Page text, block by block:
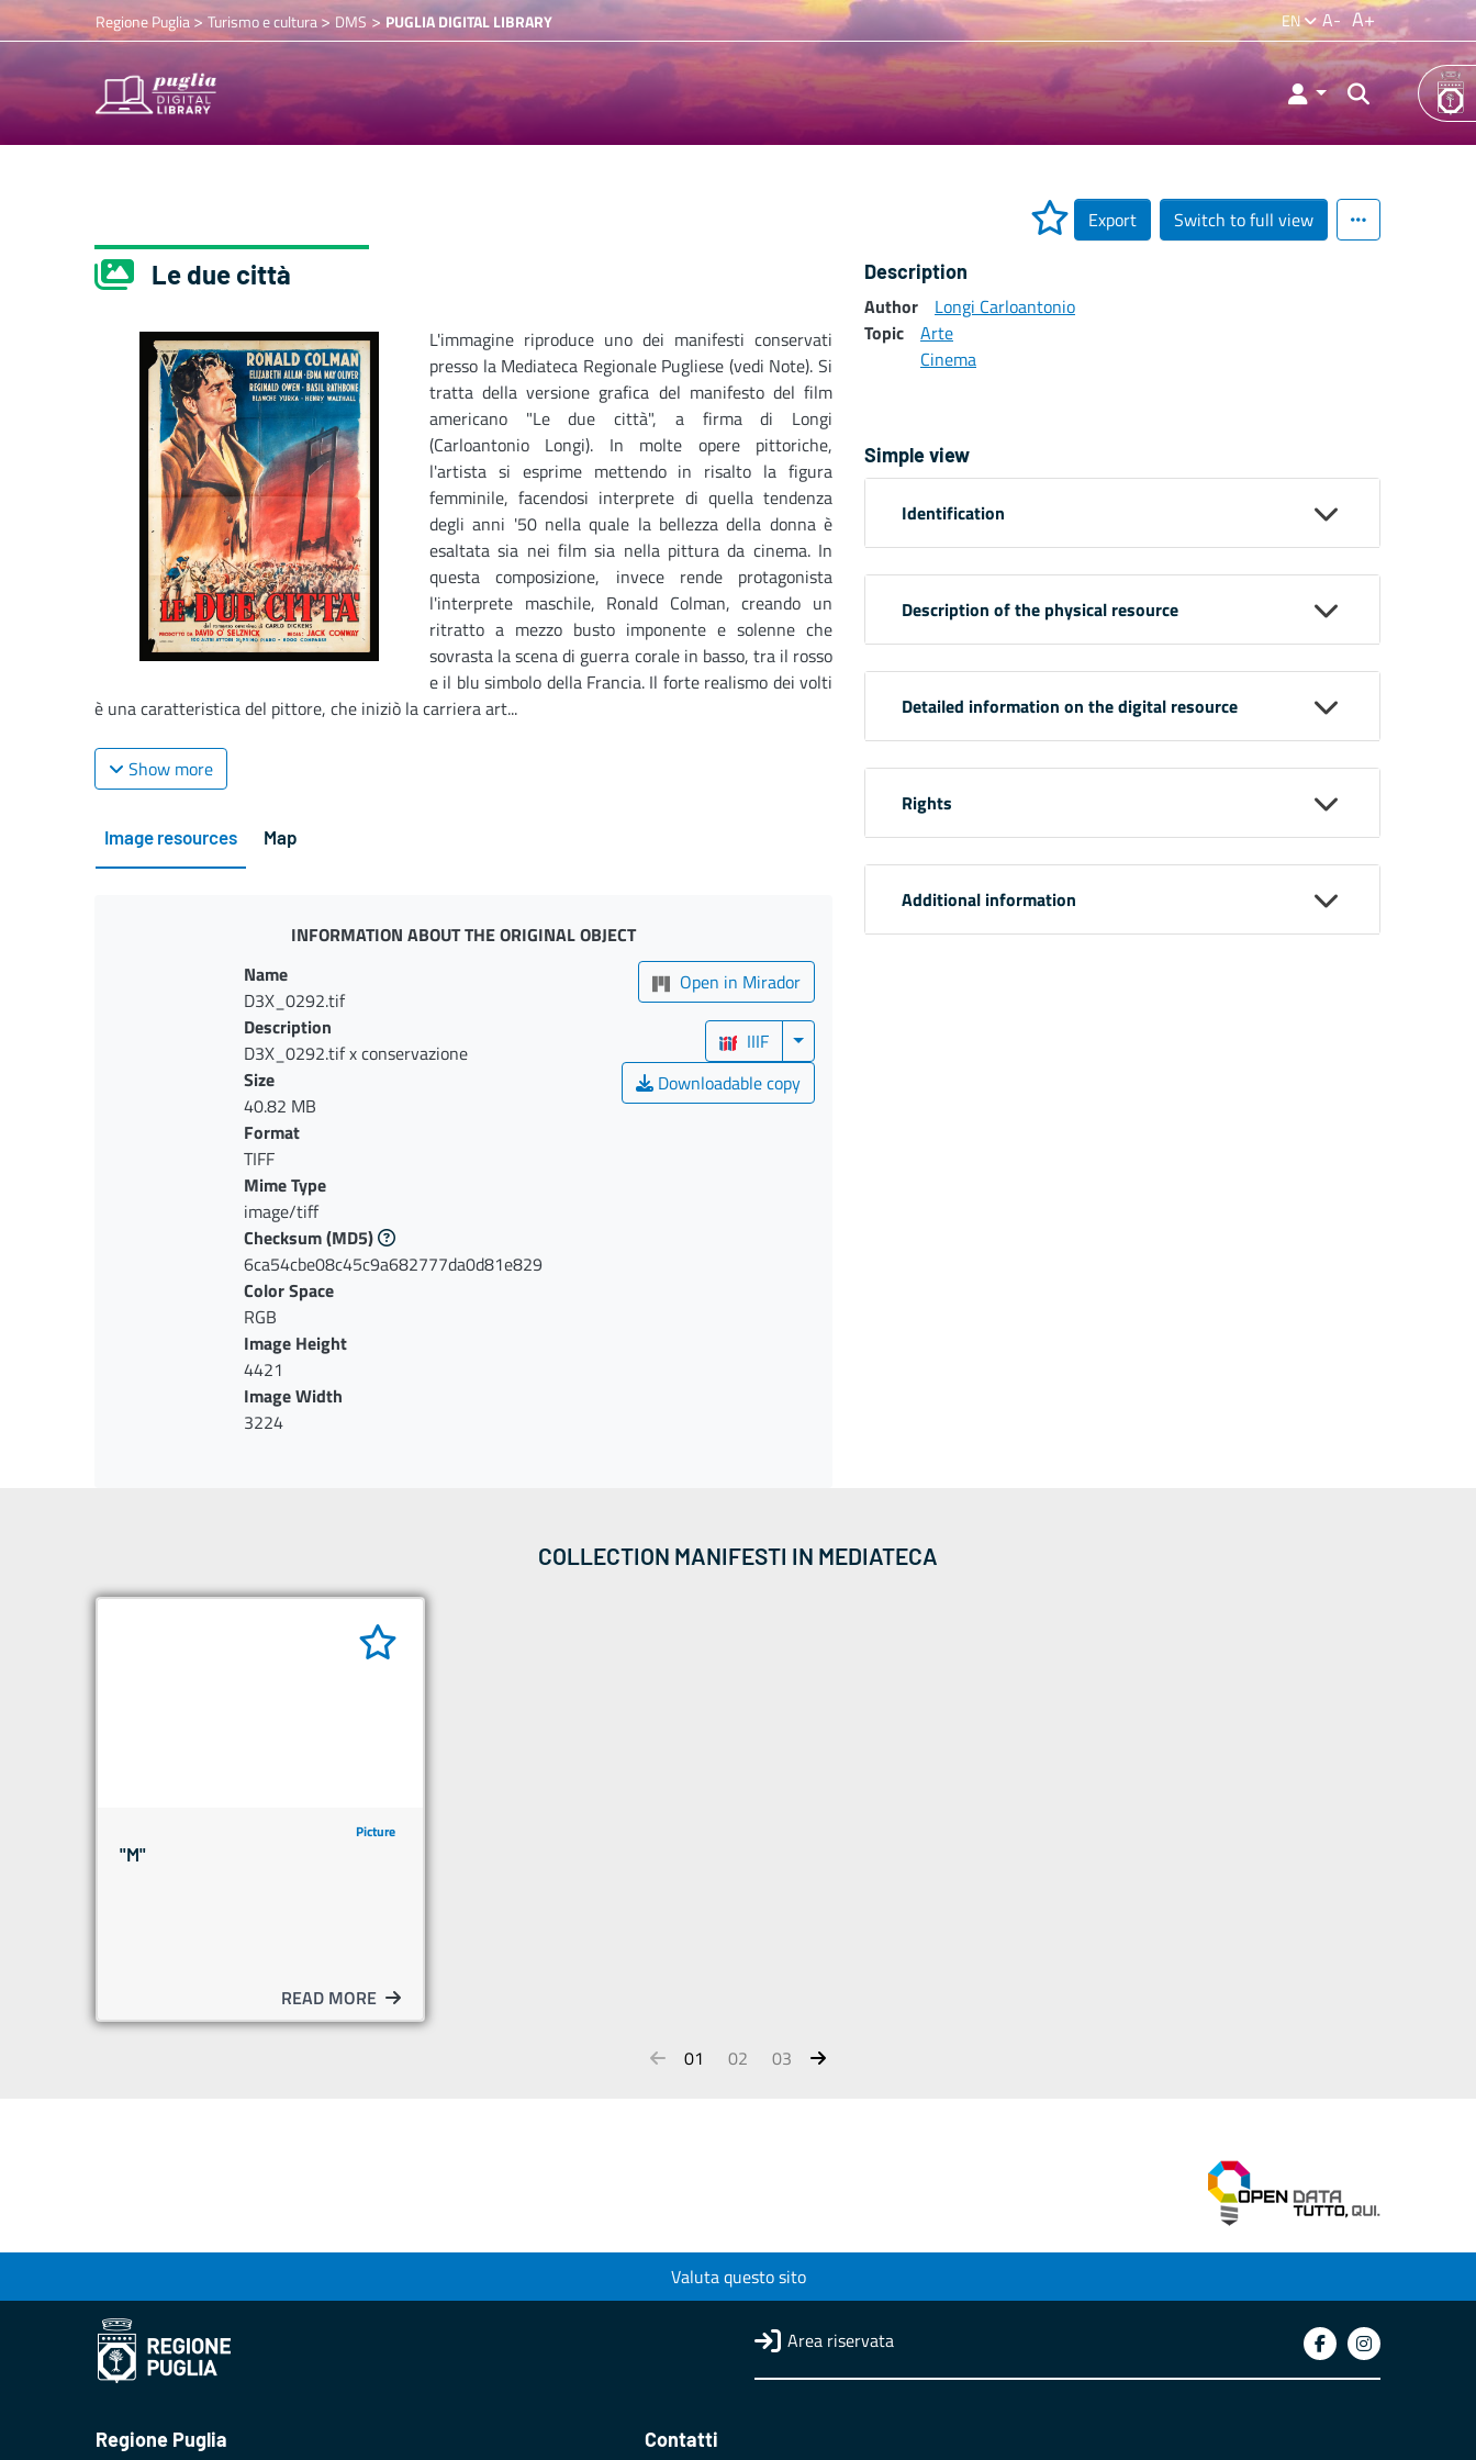
Regione Puglia> Turismo e cultura>DMS > PUGLIA DIGITAL LIBRARY EN A- A+
Export Switch to full view
Le due città
L'immagine riproduce uno dei manifesti conservati
presso la Mediateca Regionale Pugliese (vedi Note). Si
tratta della versione grafica del manifesto del film
americano "Le due città", a firma di Longi
(Carloantonio Longi). In molte opere pittoriche,
l'artista si esprime mettendo in risalto la figura
femminile, facendosi interprete di quella tendenza
degli anni '50 nella quale la bellezza della donna è
esaltata sia nei film sia nella pittura da cinema. In
questa composizione, invece rende protagonista
l'interprete maschile, Ronald Colman, creando un
ritratto a mezzo busto imponente e solenne che
sovrasta la scena di guerra corale in basso, tra il rosso
e il blu simbolo della Francia. Il forte realismo dei volti
è una caratteristica del pittore, che iniziò la carriera art...
Show more
Image resources Map
INFORMATION ABOUT THE ORIGINAL OBJECT
Open in Mirador
IIIF
Downloadable copy
Name
D3X_0292.tif
Description
D3X_0292.tif x conservazione
Size
40.82 MB
Format
TIFF
Mime Type
image/tiff
Checksum(MD5)
6ca54cbe08c45c9a682777da0d81e829
Color Space
RGB
Image Height
4421
Image Width
3224
Description
Author
Longi Carloantonio
Topic
Arte
Cinema
Simple view
Identification
Description of the physical resource
Detailed information on the digital resource
Rights
Additional information
COLLECTION MANIFESTI IN MEDIATECA
Picture
"M"
READ MORE
01 02 03
Valuta questo sito
Area riservata
Regione Puglia Contatti